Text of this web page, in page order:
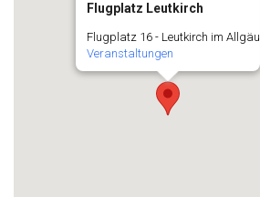
Flugplatz Leutkirch
Flugplatz 16 - Leutkirch im Allgäu
Veranstaltungen